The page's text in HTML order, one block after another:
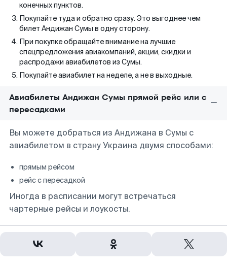
конечных пунктов.
Покупайте туда и обратно сразу. Это выгоднее чем
билет Андижан Сумы в одну сторону.
При покупке обращайте внимание на лучшие
спецпредложения авиакомпаний, акции, скидки и
распродажи авиабилетов из Сумы.
Покупайте авиабилет на неделе, а не в выходные.
Авиабилеты Андижан Сумы прямой рейс или с
пересадками
Вы можете добраться из Андижана в Сумы с
авиабилетом в страну Украина двумя способами:
прямым рейсом
рейс с пересадкой
Иногда в расписании могут встречаться
чартерные рейсы и лоукосты.